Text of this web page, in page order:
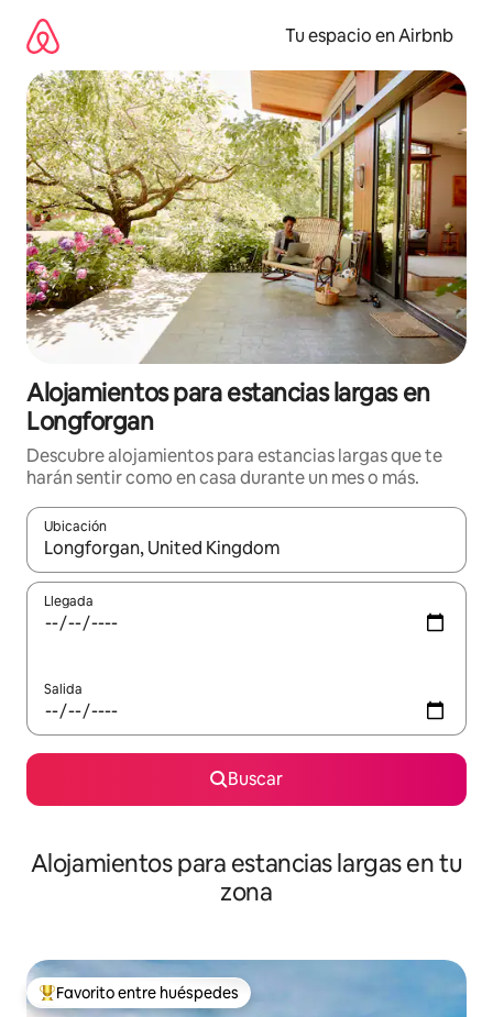
contenido
Tu espacio en Airbnb
Alojamientos para estancias largas en
Longforgan
Descubre alojamientos para estancias largas que te
harán sentir como en casa durante un mes o más.
Ubicación
Cuando los resultados estén disponibles, podrás navegar
Llegada
Salida
Buscar
Alojamientos para estancias largas en tu
zona
De los mejores en Favorito entre huéspedes
Favorito entre huéspedes